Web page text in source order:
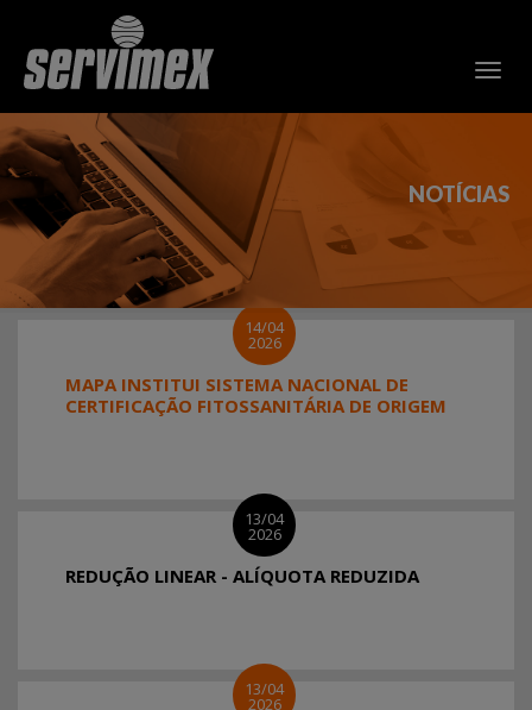
NOTÍCIAS
14/04
2026
MAPA INSTITUI SISTEMA NACIONAL DE
CERTIFICAÇÃO FITOSSANITÁRIA DE ORIGEM
13/04
2026
REDUÇÃO LINEAR - ALÍQUOTA REDUZIDA
13/04
2026